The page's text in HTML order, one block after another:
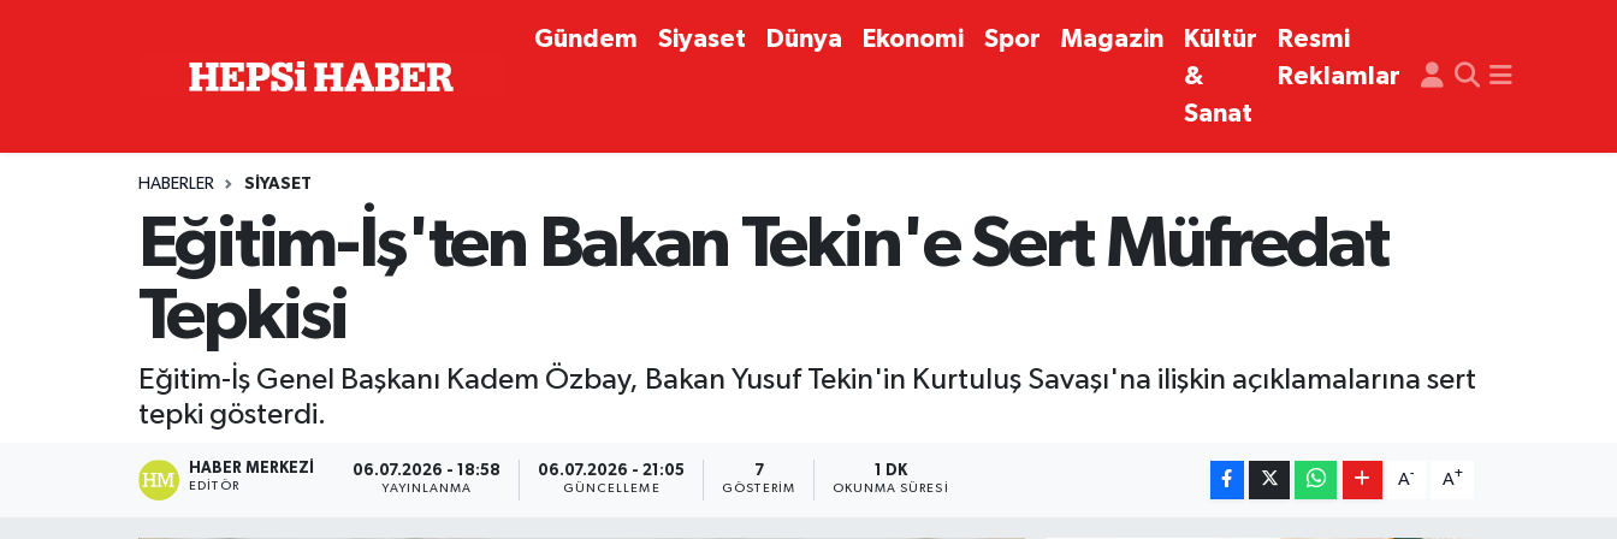
Gündem Siyaset Dünya Ekonomi Spor Magazin
Kültür
&
Sanat
Resmi
Reklamlar
HABERLER SIYASET
Eğitim-İş'ten Bakan Tekin'e Sert Müfredat
Tepkisi
Eğitim-İş Genel Başkanı Kadem Özbay, Bakan Yusuf Tekin'in Kurtuluş Savaşı'na ilişkin açıklamalarına sert
tepki gösterdi.
HABER MERKEZI
EDITÖR
06.07.2026 - 18:58
YAYINLANMA
06.07.2026 - 21:05
GÜNCELLEME
7
GÖSTERIM
1 DK
OKUNMA SÜRESI
A- A+
Biyografi
İstanbul Nöbetçi Eczaneler
İstanbul Hava Durumu
İzmir Namaz Vakitleri
İstanbul Trafik Yoğunluk Haritası
Süper Lig Puan Durumu ve Fikstür
Tüm Manşetler
Son Dakika Haberleri